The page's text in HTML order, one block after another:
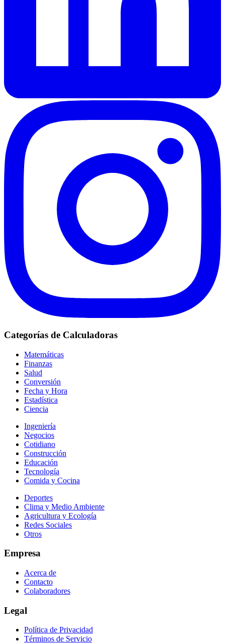
Categorías de Calculadoras
Matemáticas
Finanzas
Salud
Conversión
Fecha y Hora
Estadística
Ciencia
Ingeniería
Negocios
Cotidiano
Construcción
Educación
Tecnología
Comida y Cocina
Deportes
Clima y Medio Ambiente
Agricultura y Ecología
Redes Sociales
Otros
Empresa
Acerca de
Contacto
Colaboradores
Legal
Política de Privacidad
Términos de Servicio